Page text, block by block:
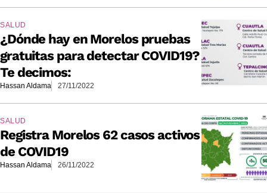
SALUD
¿Dónde hay en Morelos pruebas
gratuitas para detectar COVID19?
Te decimos:
Hassan Aldama 27/11/2022
SALUD
Registra Morelos 62 casos activos
de COVID19
Hassan Aldama 26/11/2022